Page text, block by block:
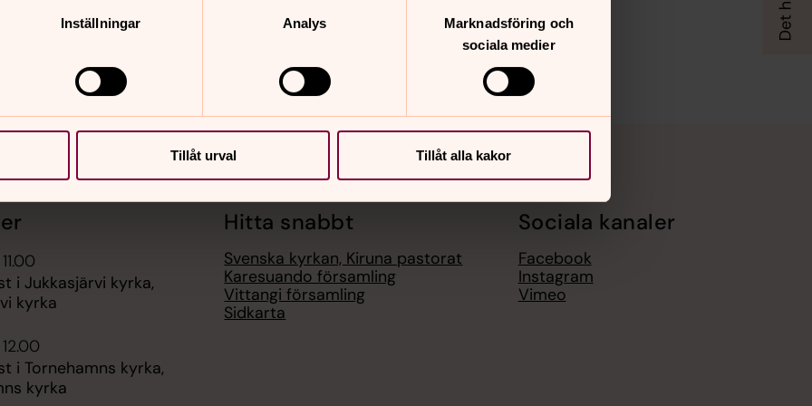
Inställningar Analys
Marknadsföring och
sociala medier
Tillåt urval Tillåt alla kakor
i Jukkasjärvi kyrka,
kyrka
i Tornehamns kyrka,
kyrka
Hitta snabbt
Svenska kyrkan, Kiruna pastorat
Karesuando församling
Vittangi församling
Sidkarta
Sociala kanaler
Facebook
Instagram
Vimeo